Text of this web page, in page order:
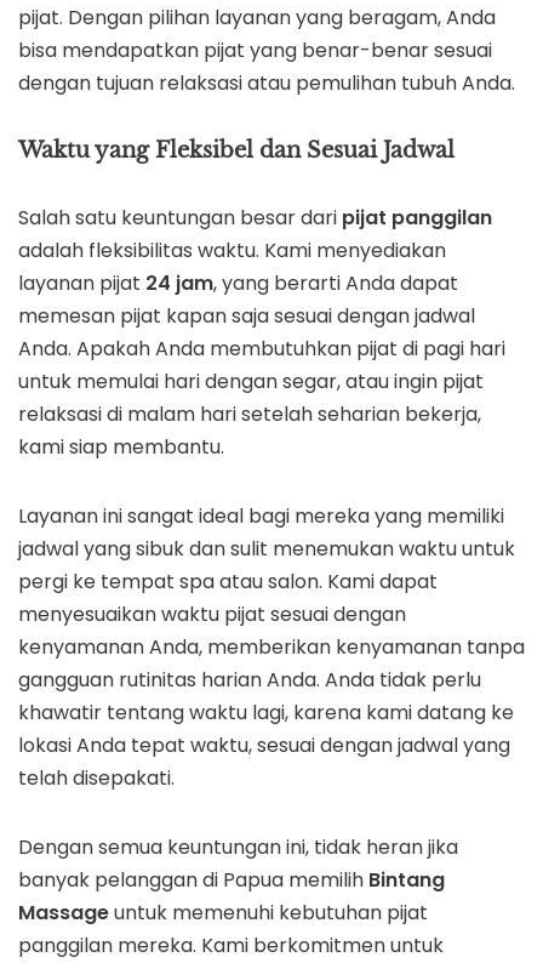
pijat. Dengan pilihan layanan yang beragam, Anda
bisa mendapatkan pijat yang benar-benar sesuai
dengan tujuan relaksasi atau pemulihan tubuh Anda.
Waktu yang Fleksibel dan Sesuai Jadwal
Salah satu keuntungan besar dari pijat panggilan
adalah fleksibilitas waktu. Kami menyediakan
layanan pijat 24 jam, yang berarti Anda dapat
memesan pijat kapan saja sesuai dengan jadwal
Anda. Apakah Anda membutuhkan pijat di pagi hari
untuk memulai hari dengan segar, atau ingin pijat
relaksasi di malam hari setelah seharian bekerja,
kami siap membantu.
Layanan ini sangat ideal bagi mereka yang memiliki
jadwal yang sibuk dan sulit menemukan waktu untuk
pergi ke tempat spa atau salon. Kami dapat
menyesuaikan waktu pijat sesuai dengan
kenyamanan Anda, memberikan kenyamanan tanpa
gangguan rutinitas harian Anda. Anda tidak perlu
khawatir tentang waktu lagi, karena kami datang ke
lokasi Anda tepat waktu, sesuai dengan jadwal yang
telah disepakati.
Dengan semua keuntungan ini, tidak heran jika
banyak pelanggan di Papua memilih Bintang
Massageuntuk memenuhi kebutuhan pijat
panggilan mereka. Kami berkomitmen untuk